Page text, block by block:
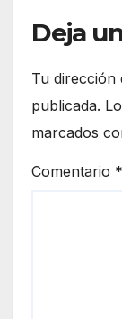
Deja
Tu
publicada.
marcados
Comentario *